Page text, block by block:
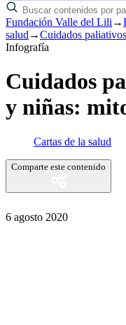
Fundación Valle del Lili →
salud →Cuidados
Infografía
Cuidados
y niñas:
Cartas de la salud
Comparte este contenido
6 agosto 2020